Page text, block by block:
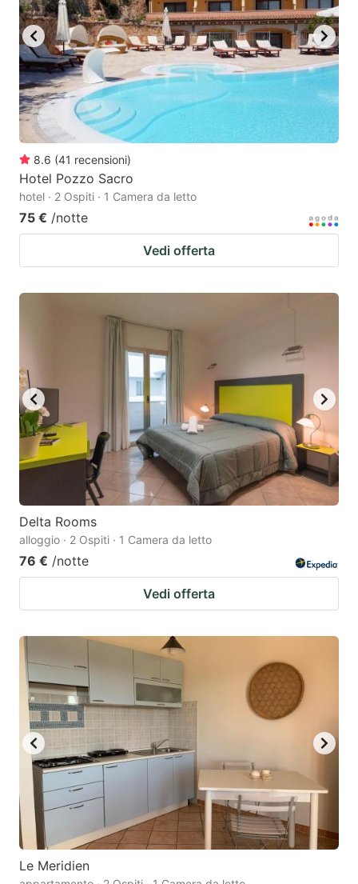
key
to
get
the
keyboard
shortcuts
for
changing
dates.
key
to
get
the
keyboard
shortcuts
8.6 (41 recensioni)
Hotel Pozzo Sacro
hotel · 2 Ospiti · 1 Camera da letto
75 € /notte
Vedi offerta
Delta Rooms
alloggio · 2 Ospiti · 1 Camera da letto
76 € /notte
Vedi offerta
Le Meridien